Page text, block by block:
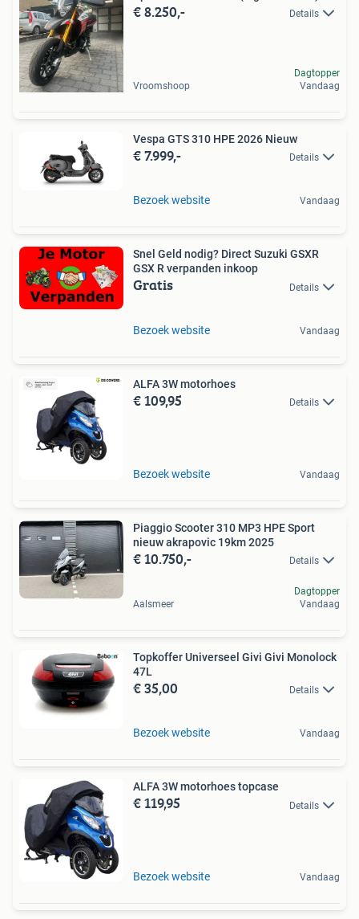
€ 8.250,- Details
Vroomshoop
Dagtopper
Vandaag
Vespa GTS 310 HPE 2026 Nieuw
€ 7.999,- Details
Bezoek website Vandaag
Snel Geld nodig? Direct Suzuki GSXR
GSX R verpanden inkoop
Gratis Details
Bezoek website Vandaag
ALFA 3W motorhoes
€ 109,95 Details
Bezoek website Vandaag
Piaggio Scooter 310 MP3 HPE Sport
nieuw akrapovic 19km 2025
€ 10.750,- Details
Aalsmeer
Dagtopper
Vandaag
Topkoffer Universeel Givi Givi Monolock
47L
€ 35,00 Details
Bezoek website Vandaag
ALFA 3W motorhoes topcase
€ 119,95 Details
Bezoek website Vandaag